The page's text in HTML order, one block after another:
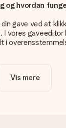
og hvordan
gave ved at
vores gaveeditor
i
i prisen?
omfatter
Vis mere